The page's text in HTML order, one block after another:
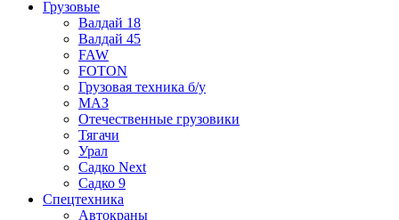
Грузовые
Валдай 18
Валдай 45
FAW
FOTON
Грузовая техника б/у
МАЗ
Отечественные грузовики
Тягачи
Урал
Садко Next
Садко 9
Спецтехника
Автокраны